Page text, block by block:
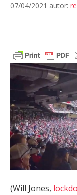
07/04/2021 autor:
(Will Jones,